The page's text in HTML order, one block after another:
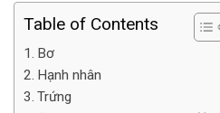
Table of Contents
Bơ
Hạnh nhân
Trứng